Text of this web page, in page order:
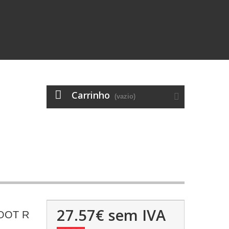
Carrinho (vazio)
R 27.57€ sem IVA